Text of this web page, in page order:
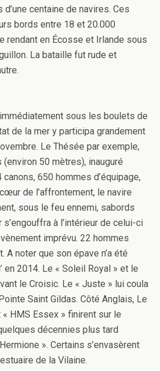
centaine de navires. Ces
bords entre 18 et 20.000
rendant en Écosse et Irlande sous
La bataille fut rude et
sous les boulets de
de la mer y participa grandement
Le Thésée par exemple,
50 mètres), inauguré
canons, 650 hommes d’équipage,
de l’affrontement, le navire
sous le feu ennemi, sabords
à l’intérieur de celui-ci
imprévu. 22 hommes
A noter que son épave n’a été
en 2014. Le « Soleil Royal » et le
le Croisic. Le « Juste » lui coula
Saint Gildas. Côté Anglais, Le
HMS Essex » finirent sur le
décennies plus tard
». Certains s’envasèrent
de la Vilaine.